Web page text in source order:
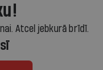
Atcel jebkurā brīdī.